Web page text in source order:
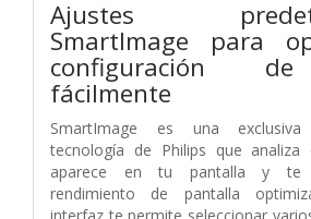
Ajustes
SmartImage para
configuración
fácilmente
SmartImage es una
tecnología de Philips que analiza
aparece en tu pantalla y te
rendimiento de pantalla
interfaz te permite seleccionar